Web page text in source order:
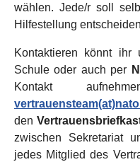
wählen. Jede/r soll
Hilfestellung
Kontaktieren könnt ihr
Schule oder auch per
Kontakt
den
zwischen Sekretariat
jedes Mitglied des